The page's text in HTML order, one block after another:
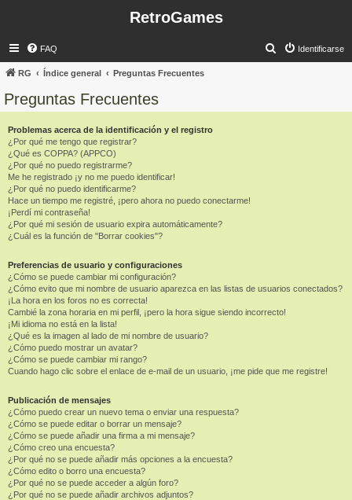
RetroGames
FAQ Identificarse
RG Índice general Preguntas Frecuentes
Preguntas Frecuentes
Problemas acerca de la identificación y el registro
¿Por qué me tengo que registrar?
¿Qué es COPPA? (APPCO)
¿Por qué no puedo registrarme?
Me he registrado ¡y no me puedo identificar!
¿Por qué no puedo identificarme?
Hace un tiempo me registré, ¡pero ahora no puedo conectarme!
¡Perdí mi contraseña!
¿Por qué mi sesión de usuario expira automáticamente?
¿Cuál es la función de "Borrar cookies"?
Preferencias de usuario y configuraciones
¿Cómo se puede cambiar mi configuración?
¿Cómo evito que mi nombre de usuario aparezca en las listas de usuarios conectados?
¡La hora en los foros no es correcta!
Cambié la zona horaria en mi perfil, ¡pero la hora sigue siendo incorrecto!
¡Mi idioma no está en la lista!
¿Qué es la imagen al lado de mi nombre de usuario?
¿Cómo puedo mostrar un avatar?
¿Cómo se puede cambiar mi rango?
Cuando hago clic sobre el enlace de e-mail de un usuario, ¡me pide que me registre!
Publicación de mensajes
¿Cómo puedo crear un nuevo tema o enviar una respuesta?
¿Cómo se puede editar o borrar un mensaje?
¿Cómo se puede añadir una firma a mi mensaje?
¿Cómo creo una encuesta?
¿Por qué no se puede añadir más opciones a la encuesta?
¿Cómo edito o borro una encuesta?
¿Por qué no se puede acceder a algún foro?
¿Por qué no se puede añadir archivos adjuntos?